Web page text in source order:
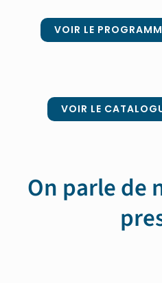
VOIR LE
VOIR LE
On parle de